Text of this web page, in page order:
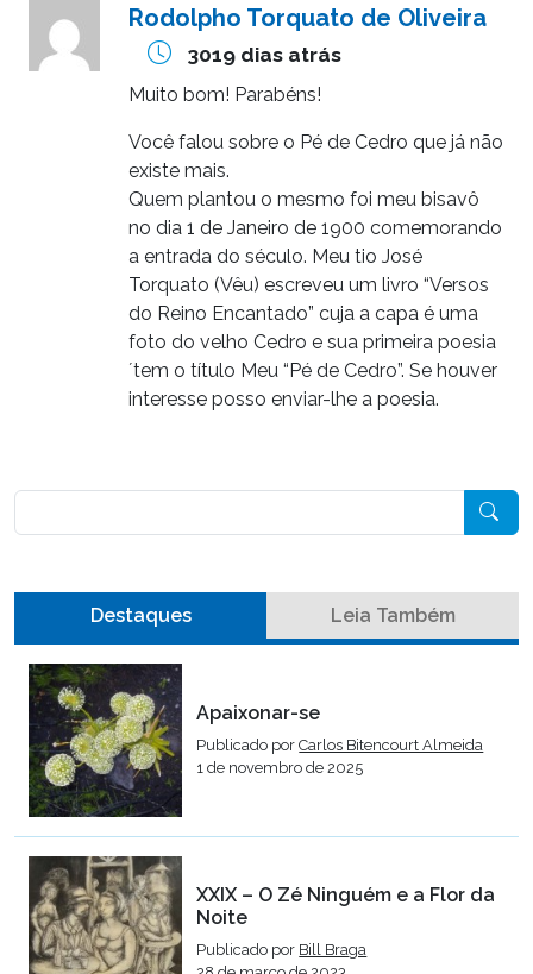
Rodolpho Torquato de Oliveira
3019 dias atrás
Muito bom! Parabéns!
Você falou sobre o Pé de Cedro que já não
existe mais.
Quem plantou o mesmo foi meu bisavô
no dia 1 de Janeiro de 1900 comemorando
a entrada do século. Meu tio José
Torquato (Vêu) escreveu um livro “Versos
do Reino Encantado” cuja a capa é uma
foto do velho Cedro e sua primeira poesia
´tem o título Meu “Pé de Cedro”. Se houver
interesse posso enviar-lhe a poesia.
Destaques Leia Também
Apaixonar-se
Publicado porCarlos Bitencourt Almeida
1 de novembro de 2025
XXIX – O Zé Ninguém e a Flor da
Noite
Publicado por Bill Braga